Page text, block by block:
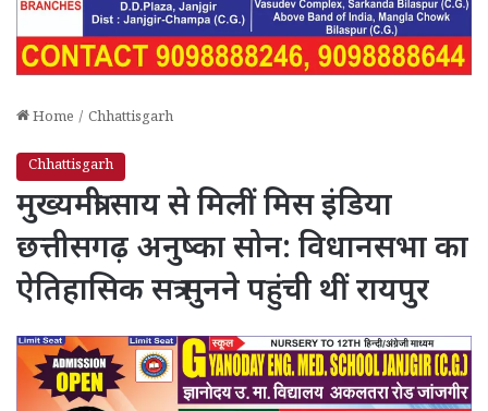
Home / Chhattisgarh
Chhattisgarh
मुख्यमंत्री साय से मिलीं मिस इंडिया
छत्तीसगढ़ अनुष्का सोन: विधानसभा का
ऐतिहासिक सत्र सुनने पहुंची थीं रायपुर